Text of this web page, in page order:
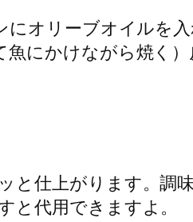
オリーブオイルを
にかけながら焼く
仕上がります。調
代用できますよ。